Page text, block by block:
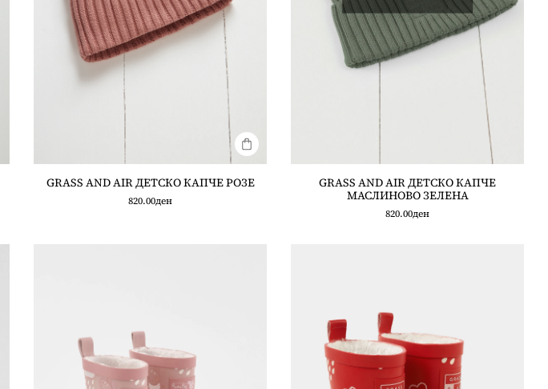
GRASS AND AIR ДЕТСКО КАПЧЕ РОЗЕ
820.00ден
GRASS AND AIR ДЕТСКО КАПЧЕ
МАСЛИНОВО ЗЕЛЕНА
820.00ден